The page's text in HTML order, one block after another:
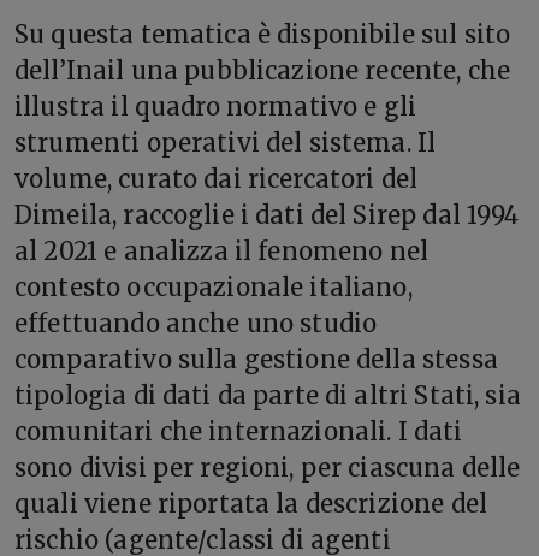
Su questa tematica è disponibile sul sito
dell’Inail una pubblicazione recente, che
illustra il quadro normativo e gli
strumenti operativi del sistema. Il
volume, curato dai ricercatori del
Dimeila, raccoglie i dati del Sirep dal 1994
al 2021 e analizza il fenomeno nel
contesto occupazionale italiano,
effettuando anche uno studio
comparativo sulla gestione della stessa
tipologia di dati da parte di altri Stati, sia
comunitari che internazionali. I dati
sono divisi per regioni, per ciascuna delle
quali viene riportata la descrizione del
rischio (agente/classi di agenti